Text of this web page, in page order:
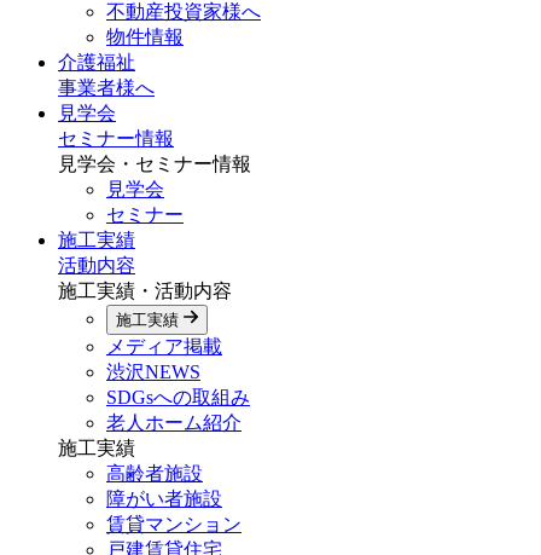
不動産投資家様へ
物件情報
介護福祉
事業者様へ
見学会
セミナー情報
見学会・セミナー情報
見学会
セミナー
施工実績
活動内容
施工実績・活動内容
施工実績
メディア掲載
渋沢NEWS
SDGsへの取組み
老人ホーム紹介
施工実績
高齢者施設
障がい者施設
賃貸マンション
戸建賃貸住宅